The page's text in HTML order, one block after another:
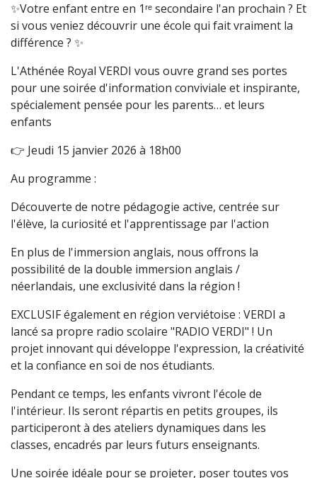
✨Votre enfant entre en 1ʳᵉ secondaire l'an prochain ? Et
si vous veniez découvrir une école qui fait vraiment la
différence ? ✨
L'Athénée Royal VERDI vous ouvre grand ses portes
pour une soirée d'information conviviale et inspirante,
spécialement pensée pour les parents… et leurs
enfants
👉 Jeudi 15 janvier 2026 à 18h00
Au programme :
Découverte de notre pédagogie active, centrée sur
l'élève, la curiosité et l'apprentissage par l'action
En plus de l'immersion anglais, nous offrons la
possibilité de la double immersion anglais /
néerlandais, une exclusivité dans la région !
EXCLUSIF également en région verviétoise : VERDI a
lancé sa propre radio scolaire "RADIO VERDI" ! Un
projet innovant qui développe l'expression, la créativité
et la confiance en soi de nos étudiants.
Pendant ce temps, les enfants vivront l'école de
l'intérieur. Ils seront répartis en petits groupes, ils
participeront à des ateliers dynamiques dans les
classes, encadrés par leurs futurs enseignants.
Une soirée idéale pour se projeter, poser toutes vos